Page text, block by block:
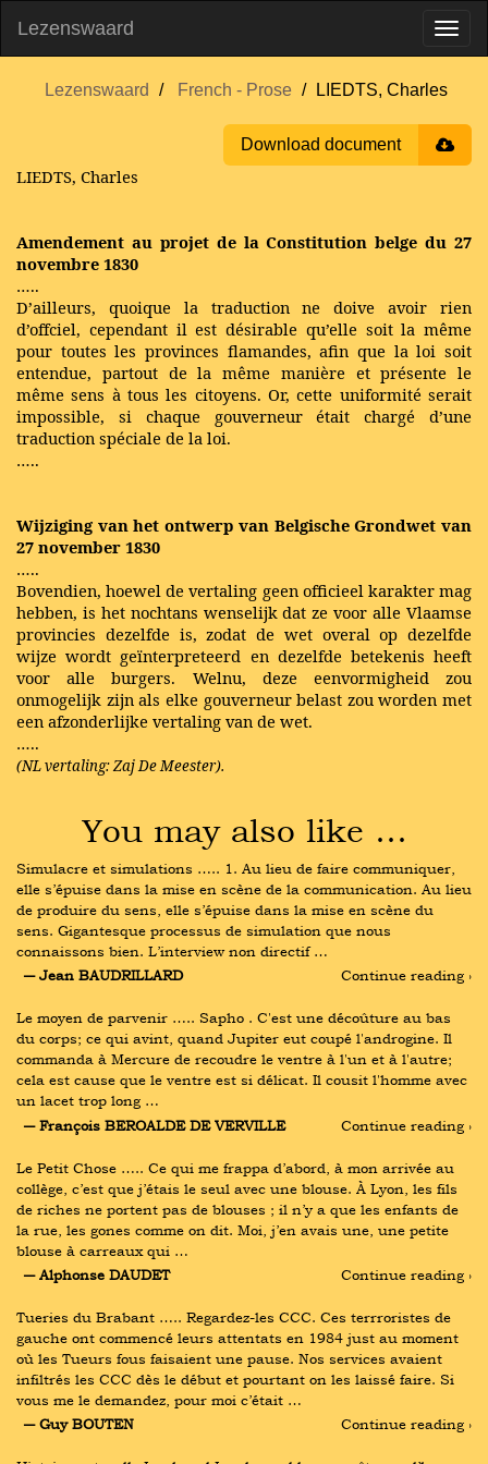
Lezenswaard
Lezenswaard French - Prose LIEDTS, Charles
Download document
LIEDTS, Charles
Amendement au projet de la Constitution belge du 27
novembre 1830
…..
D’ailleurs, quoique la traduction ne doive avoir rien
d’offciel, cependant il est désirable qu’elle soit la même
pour toutes les provinces flamandes, afin que la loi soit
entendue, partout de la même manière et présente le
même sens à tous les citoyens. Or, cette uniformité serait
impossible, si chaque gouverneur était chargé d’une
traduction spéciale de la loi.
…..
Wijziging van het ontwerp van Belgische Grondwet van
27 november 1830
…..
Bovendien, hoewel de vertaling geen officieel karakter mag
hebben, is het nochtans wenselijk dat ze voor alle Vlaamse
provincies dezelfde is, zodat de wet overal op dezelfde
wijze wordt geïnterpreteerd en dezelfde betekenis heeft
voor alle burgers. Welnu, deze eenvormigheid zou
onmogelijk zijn als elke gouverneur belast zou worden met
een afzonderlijke vertaling van de wet.
…..
(NL vertaling: Zaj De Meester).
You may also like …
Simulacre et simulations ….. 1. Au lieu de faire communiquer,
elle s’épuise dans la mise en scène de la communication. Au lieu
de produire du sens, elle s’épuise dans la mise en scène du
sens. Gigantesque processus de simulation que nous
connaissons bien. L’interview non directif …
― Jean BAUDRILLARD
Continue reading ›
Le moyen de parvenir ….. Sapho . C'est une décoûture au bas
du corps; ce qui avint, quand Jupiter eut coupé l'androgine. Il
commanda à Mercure de recoudre le ventre à l'un et à l'autre;
cela est cause que le ventre est si délicat. Il cousit l'homme avec
un lacet trop long …
― François BEROALDE DE VERVILLE
Continue reading ›
Le Petit Chose ….. Ce qui me frappa d’abord, à mon arrivée au
collège, c’est que j’étais le seul avec une blouse. À Lyon, les fils
de riches ne portent pas de blouses ; il n’y a que les enfants de
la rue, les gones comme on dit. Moi, j’en avais une, une petite
blouse à carreaux qui …
― Alphonse DAUDET
Continue reading ›
Tueries du Brabant ….. Regardez-les CCC. Ces terrroristes de
gauche ont commencé leurs attentats en 1984 just au moment
où les Tueurs fous faisaient une pause. Nos services avaient
infiltrés les CCC dès le début et pourtant on les laissé faire. Si
vous me le demandez, pour moi c’était …
― Guy BOUTEN
Continue reading ›